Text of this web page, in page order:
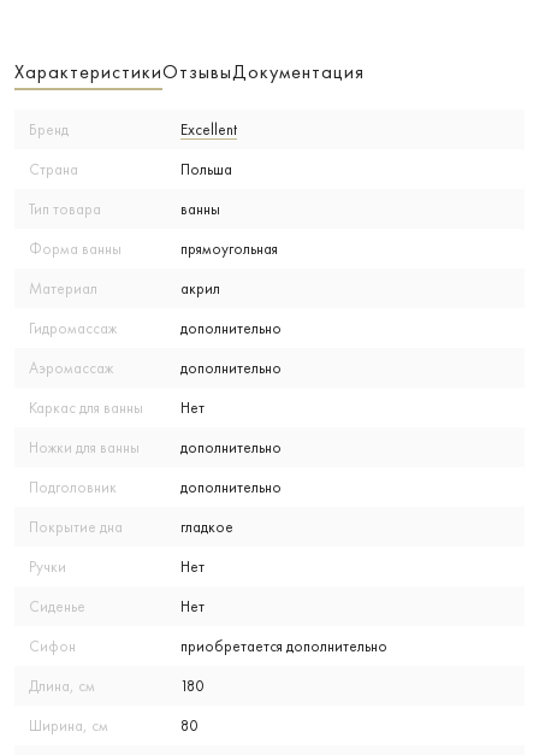
ХарактеристикиОтзывыДокументация
Бренд Excellent
Страна Польша
Тип товара ванны
Форма ванны прямоугольная
Материал акрил
Гидромассаж дополнительно
Аэромассаж дополнительно
Каркас для ванны Нет
Ножки для ванны дополнительно
Подголовник дополнительно
Покрытие дна гладкое
Ручки Нет
Сиденье Нет
Сифон приобретается дополнительно
Длина, см 180
Ширина, см 80